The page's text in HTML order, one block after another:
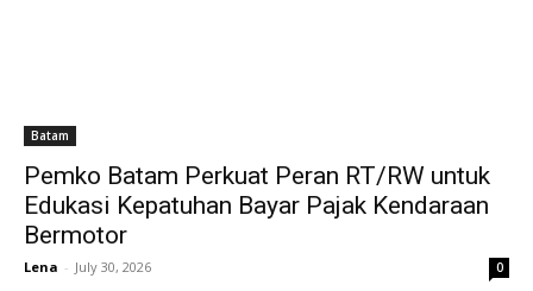
Batam
Pemko Batam Perkuat Peran RT/RW untuk
Edukasi Kepatuhan Bayar Pajak Kendaraan
Bermotor
Lena - July 30, 2026 0